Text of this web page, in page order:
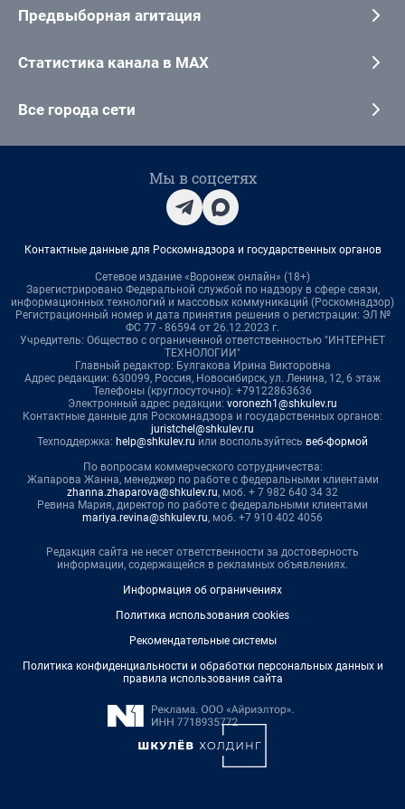
Предвыборная агитация
Статистика канала в MAX
Все города сети
Мы в соцсетях
Контактные данные для Роскомнадзора и государственных органов
Сетевое издание «Воронеж онлайн» (18+)
Зарегистрировано Федеральной службой по надзору в сфере связи,
информационных технологий и массовых коммуникаций (Роскомнадзор)
Регистрационный номер и дата принятия решения о регистрации: ЭЛ №
ФС 77 - 86594 от 26.12.2023 г.
Учредитель: Общество с ограниченной ответственностью "ИНТЕРНЕТ
ТЕХНОЛОГИИ"
Главный редактор: Булгакова Ирина Викторовна
Адрес редакции: 630099, Россия, Новосибирск, ул. Ленина, 12, 6 этаж
Телефоны (круглосуточно): +79122863636
Электронный адрес редакции: voronezh1@shkulev.ru
Контактные данные для Роскомнадзора и государственных органов:
juristchel@shkulev.ru
Техподдержка: help@shkulev.ru или воспользуйтесь веб-формой
По вопросам коммерческого сотрудничества:
Жапарова Жанна, менеджер по работе с федеральными клиентами
zhanna.zhaparova@shkulev.ru, моб. + 7 982 640 34 32
Ревина Мария, директор по работе с федеральными клиентами
mariya.revina@shkulev.ru, моб. +7 910 402 4056
Редакция сайта не несет ответственности за достоверность
информации, содержащейся в рекламных объявлениях.
Информация об ограничениях
Политика использования cookies
Рекомендательные системы
Политика конфиденциальности и обработки персональных данных и
правила использования сайта